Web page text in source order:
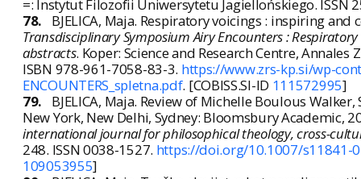
=: Instytut Filozofii Uniwersytetu Jagiellońskiego. ISSN
78.
BJELICA, Maja. Respiratory voicings : inspiring and
Transdisciplinary Symposium Airy Encounters :
abstracts. Koper: Science and Research Centre, Annales
ISBN 978-961-7058-83-3. https://www.zrs-kp.si/wp-
ENCOUNTERS_spletna.pdf. [COBISS.SI-ID 111572995]
79.
BJELICA, Maja. Review of Michelle Boulous
New York, New Delhi, Sydney: Bloomsbury Academic,
international journal for philosophical theology, cross-
248. ISSN 0038-1527. https://doi.org/10.1007/s11841-
109053955]